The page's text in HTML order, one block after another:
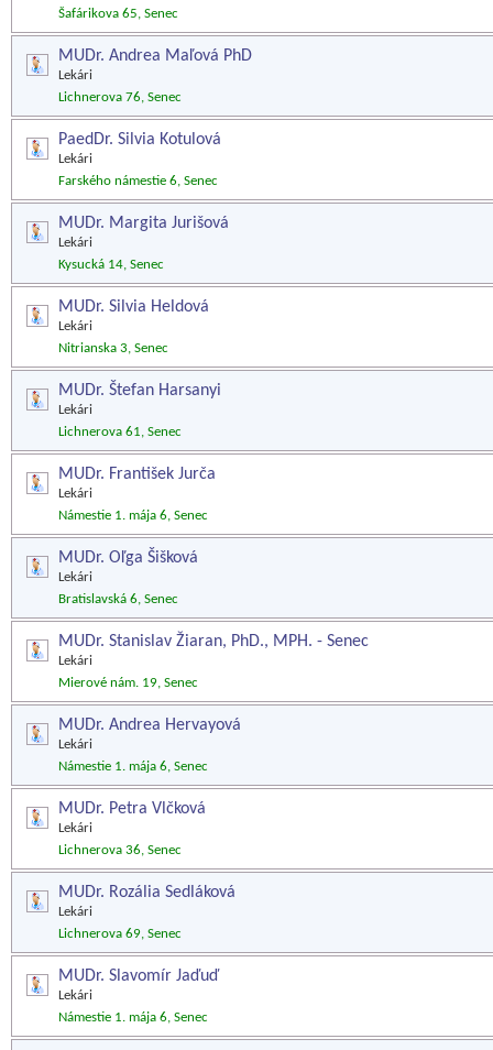
Šafárikova 65, Senec
MUDr. Andrea Maľová PhD
Lekári
Lichnerova 76, Senec
PaedDr. Silvia Kotulová
Lekári
Farského námestie 6, Senec
MUDr. Margita Jurišová
Lekári
Kysucká 14, Senec
MUDr. Silvia Heldová
Lekári
Nitrianska 3, Senec
MUDr. Štefan Harsanyi
Lekári
Lichnerova 61, Senec
MUDr. František Jurča
Lekári
Námestie 1. mája 6, Senec
MUDr. Oľga Šišková
Lekári
Bratislavská 6, Senec
MUDr. Stanislav Žiaran, PhD., MPH. - Senec
Lekári
Mierové nám. 19, Senec
MUDr. Andrea Hervayová
Lekári
Námestie 1. mája 6, Senec
MUDr. Petra Vlčková
Lekári
Lichnerova 36, Senec
MUDr. Rozália Sedláková
Lekári
Lichnerova 69, Senec
MUDr. Slavomír Jaďuď
Lekári
Námestie 1. mája 6, Senec